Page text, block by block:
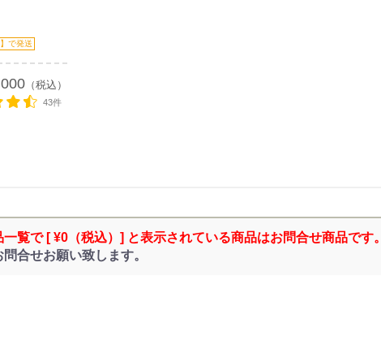
で発送
（税込）
43件
一覧で [ ¥0（税込）] と表示されている商品はお問合せ商品です。
問合せお願い致します。